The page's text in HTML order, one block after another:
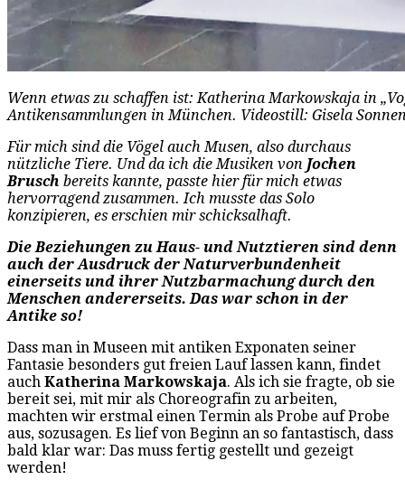
Wenn etwas zu schaffen ist: Katherina Markowskaja in
Antikensammlungen in München. Videostill: Gisela
Für mich sind die Vögel auch Musen, also durchaus
nützliche Tiere. Und da ich die Musiken von Jochen
Brusch bereits kannte, passte hier für mich etwas
hervorragend zusammen. Ich musste das Solo
konzipieren, es erschien mir schicksalhaft.
Die Beziehungen zu Haus- und Nutztieren sind denn
auch der Ausdruck der Naturverbundenheit
einerseits und ihrer Nutzbarmachung durch den
Menschen andererseits. Das war schon in der
Antike so!
Dass man in Museen mit antiken Exponaten seiner
Fantasie besonders gut freien Lauf lassen kann, findet
auch Katherina Markowskaja. Als ich sie fragte, ob sie
bereit sei, mit mir als Choreografin zu arbeiten,
machten wir erstmal einen Termin als Probe auf Probe
aus, sozusagen. Es lief von Beginn an so fantastisch, dass
bald klar war: Das muss fertig gestellt und gezeigt
werden!